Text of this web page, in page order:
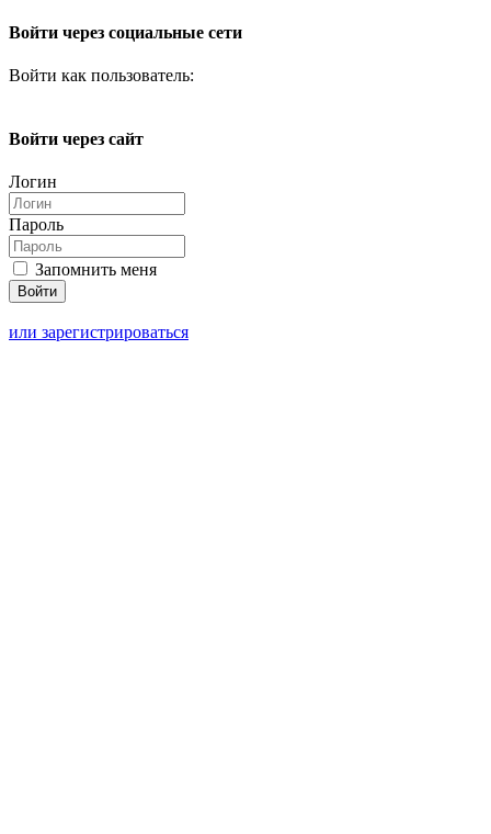
Войти через социальные сети
Войти как пользователь:
Войти через сайт
Логин
Пароль
Запомнить меня
или зарегистрироваться